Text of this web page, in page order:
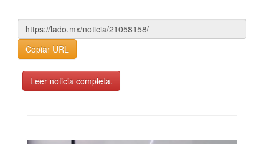
Copiar URL
Leer noticia completa.